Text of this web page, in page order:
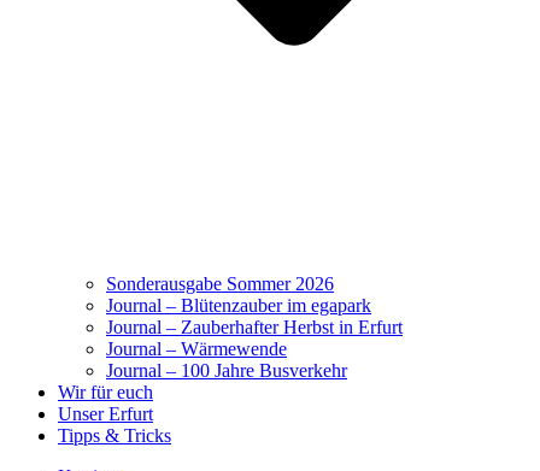
Sonderausgabe Sommer 2026
Journal – Blütenzauber im egapark
Journal – Zauberhafter Herbst in Erfurt
Journal – Wärmewende
Journal – 100 Jahre Busverkehr
Wir für euch
Unser Erfurt
Tipps & Tricks